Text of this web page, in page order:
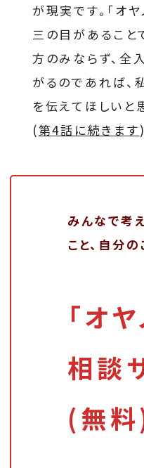
が現実です。「オ
三の目があること
方のみならず、全
がるのであれば、
を伝えてほしいと
(第4話に続きます)
みんなで考
こと、自分の
「オ
相談
(無料